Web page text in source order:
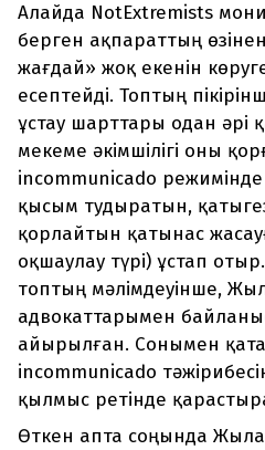
Алайда NotExtremists
берген ақпараттың
жағдай» жоқ екенін
есептейді. Топтың
ұстау шарттары одан әрі
мекеме әкімшілігі оны
incommunicado
қысым тудыратын,
қорлайтын қатынас
оқшаулау түрі) ұстап
топтың мәлімдеуінше,
адвокаттарымен
айырылған. Сонымен
incommunicado
қылмыс ретінде
Өткен апта соңында